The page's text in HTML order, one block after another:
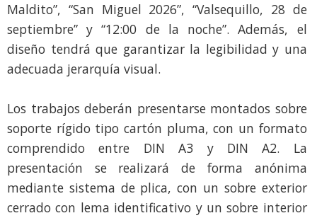
Maldito”, “San Miguel 2026”, “Valsequillo, 28 de
septiembre” y “12:00 de la noche”. Además, el
diseño tendrá que garantizar la legibilidad y una
adecuada jerarquía visual.
Los trabajos deberán presentarse montados sobre
soporte rígido tipo cartón pluma, con un formato
comprendido entre DIN A3 y DIN A2. La
presentación se realizará de forma anónima
mediante sistema de plica, con un sobre exterior
cerrado con lema identificativo y un sobre interior